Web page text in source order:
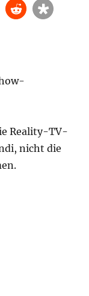
Reality-TV-
nicht die